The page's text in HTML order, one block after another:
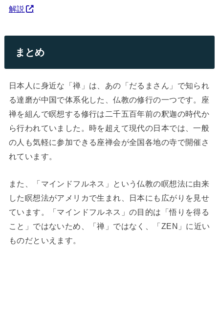
解説
まとめ
日本人に身近な「禅」は、あの「だるまさん」で知られ
る達磨が中国で体系化した、仏教の修行の一つです。座
禅を組んで瞑想する修行は二千五百年前の釈迦の時代か
ら行われていました。時を超えて現代の日本では、一般
の人も気軽に参加できる座禅会が全国各地の寺で開催さ
れています。
また、「マインドフルネス」という仏教の瞑想法に由来
した瞑想法がアメリカで生まれ、日本にも広がりを見せ
ています。「マインドフルネス」の目的は「悟りを得る
こと」ではないため、「禅」ではなく、「ZEN」に近い
ものだといえます。